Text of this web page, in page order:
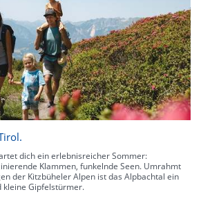
dich ein erlebnisreicher Sommer:
Klammen, funkelnde Seen. Umrahmt
der Kitzbüheler Alpen ist das Alpbachtal ein
kleine Gipfelstürmer.